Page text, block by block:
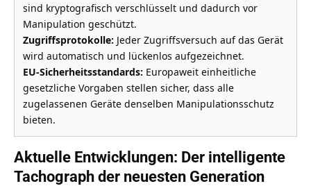
sind kryptografisch verschlüsselt und dadurch vor
Manipulation geschützt.
Zugriffsprotokolle: Jeder Zugriffsversuch auf das Gerät
wird automatisch und lückenlos aufgezeichnet.
EU-Sicherheitsstandards: Europaweit einheitliche
gesetzliche Vorgaben stellen sicher, dass alle
zugelassenen Geräte denselben Manipulationsschutz
bieten.
Aktuelle Entwicklungen: Der intelligente
Tachograph der neuesten Generation